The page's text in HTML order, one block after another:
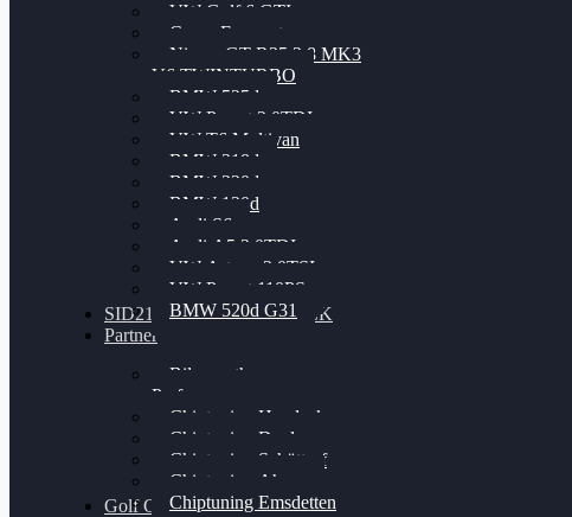
VW Golf 6 GTI
Cupra Formentor
Nissan GT-R35 3.8 MK3
V6 TWINTURBO
BMW 525d
VW Passat 2.0TDI
VW T6 Multivan
BMW 318d
BMW 320d
BMW 120d
Audi S6
Audi A5 3.0TDI
VW Arteon 2.0TSI
VW Passat 110PS
BMW 520d G31
SID212 / 212EVO UNLOCK
Partner
Bilgenroth
Performance
Chiptuning Herzlacke
Chiptuning Duelmen
Chiptuning Schüttorf
Chiptuning Ahaus
Chiptuning Emsdetten
Golf Gewinnspiel